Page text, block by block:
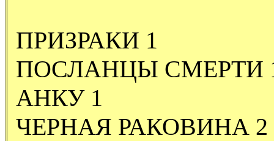
ПРИЗРАКИ 1
ПОСЛАНЦЫ СМЕРТИ
АНКУ 1
ЧЕРНАЯ РАКОВИНА 2